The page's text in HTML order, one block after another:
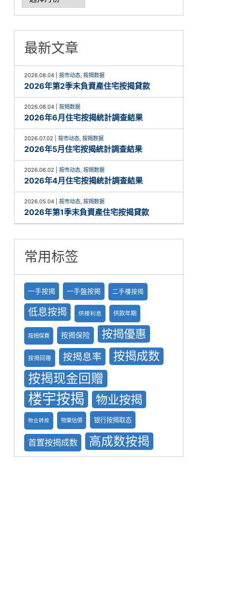
最新文章
2026.08.04 按市动态 按揭数据
2026年第2季末負資產住宅按揭貸款
2026.08.04 按揭数据
2026年6月住宅按揭統計調查結果
2026.07.02 按市动态 按揭数据
2026年5月住宅按揭統計調查結果
2026.06.02 按市动态 按揭数据
2026年4月住宅按揭統計調查結果
2026.05.04 按市动态 按揭数据
2026年第1季末負資產住宅按揭貸款
常用标签
一手按揭 一手盤按掲 二手樓按揭
低息按揭 供楼利息 供款年期
按揭保費 按揭保险 按揭優惠
按揭回赠 按揭息率 按揭成数
按揭现金回赠
楼宇按揭 物业按揭
物业转按 物業估價 银行按揭取态
首置按揭成数 高成数按揭